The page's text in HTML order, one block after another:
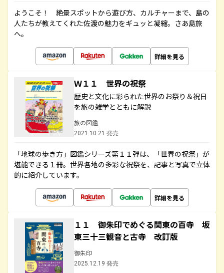
ようこそ！ 絶景スポットから遊び方、カルチャーまで、島の
人たちが教えてくれた佐渡の魅力をギュッと凝縮。さあ島旅
へ。
詳細を見る
Ｗ１１ 世界の祝祭
歴史と文化に彩られた世界のお祭り＆祝日
を旅の雑学とともに解説
旅の図鑑
2021.10.21 発売
「地球の歩き方」図鑑シリーズ第１１弾は、「世界の祝祭」が
堪能できる１冊。世界各地の多彩な祝祭を、記事と写真で立体
的に紹介しています。
詳細を見る
１１ 御朱印でめぐる関東の百寺 坂
東三十三観音と古寺 改訂版
御朱印
2025.12.19 発売